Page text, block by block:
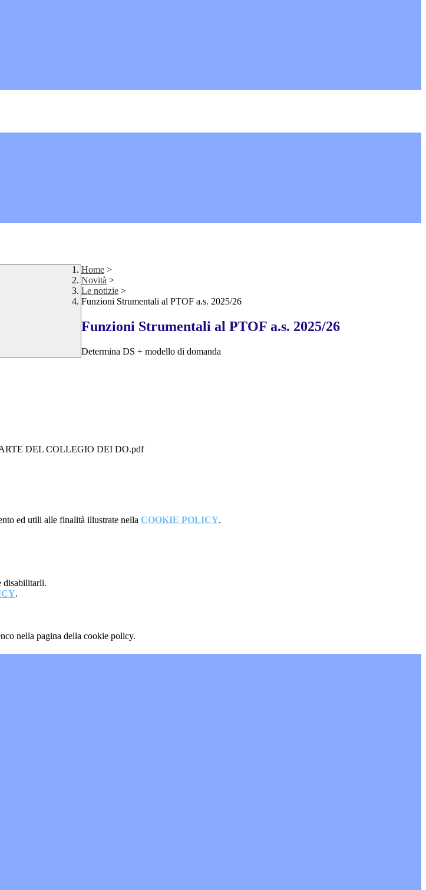
Home >
Novità >
Le notizie >
Funzioni Strumentali al PTOF a.s. 2025/26
Funzioni Strumentali al PTOF a.s. 2025/26
Determina DS + modello di domanda
DEL COLLEGIO DEI DO.pdf
ed utili alle finalità illustrate nella COOKIE POLICY.
disabilitarli.
.
nella pagina della cookie policy.